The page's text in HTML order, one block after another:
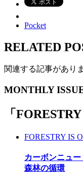
Pocket
RELATED
関連する記事があり
MONTHLY
「
FORESTRY IS
カーボンニュ
森林の循環